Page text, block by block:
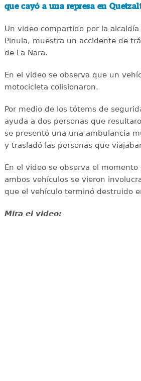
que cayó a una represa en
Un video compartido por la
Pinula, muestra un accidente de
de La Nara.
En el video se observa que un
motocicleta colisionaron.
Por medio de los tótems de
ayuda a dos personas que
se presentó una una ambulancia
y trasladó las personas que
En el video se observa el
ambos vehículos se vieron
que el vehículo terminó destruido
Mira el video: